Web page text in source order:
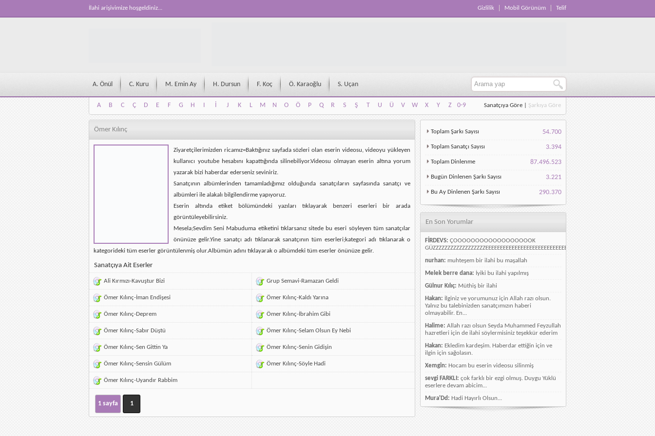
İlahi arişivimize hoşgeldiniz... Gizlilik Mobil Görünüm Telif
A. Önül C. Kuru M. Emin Ay H. Dursun F. Koç Ö. Karaoğlu S. Uçan
A B C Ç D E F G H I İ J K L M N O Ö P Q R S Ş T U Ü V W X Y Z
0-9
A
B C Ç D E F G H I İ J K L M N O Ö P Q R S Ş T U Ü V W X Y Z 0-9
Sanatçıya Göre Şarkıya Göre
Ömer Kılınç
Ziyaretçilerimizden ricamız=Baktığınız sayfada sözleri olan eserin videosu, videoyu yükleyen
kullanıcı youtube hesabını kapattığında silinebiliyor.Videosu olmayan eserin altına yorum
yazarak bizi haberdar ederseniz seviniriz.
Sanatçının albümlerinden tamamladığımız olduğunda sanatçıların sayfasında sanatçı ve
albümleri ile alakalı bilgilendirme yapıyoruz.
Eserin altında etiket bölümündeki yazıları tıklayarak benzeri eserleri bir arada
görüntüleyebilirsiniz.
Mesela;Sevdim Seni Mabuduma etiketini tıklarsanız sitede bu eseri söyleyen tüm sanatçılar
önünüze gelir.Yine sanatçı adı tıklanarak sanatçının tüm eserleri;kategori adı tıklanarak o
kategorideki tüm eserler görüntülenmiş olur.Albümün adını tıklayarak o albümdeki tüm eserler önünüze gelir.
Sanatçıya Ait Eserler
Ali Kırmızı-Kavuştur Bizi Grup Semavi-Ramazan Geldi
Ömer Kılınç-İman Endişesi Ömer Kılınç-Kaldı Yarına
Ömer Kılınç-Deprem Ömer Kılınç-İbrahim Gibi
Ömer Kılınç-Sabır Düştü Ömer Kılınç-Selam Olsun Ey Nebi
Ömer Kılınç-Sen Gittin Ya Ömer Kılınç-Senin Gidişin
Ömer Kılınç-Sensin Gülüm Ömer Kılınç-Söyle Hadi
Ömer Kılınç-Uyandır Rabbim
1 sayfa 1
Toplam Şarkı Sayısı 54.700
Toplam Sanatçı Sayısı 3.394
Toplam Dinlenme 87.496.523
Bugün Dinlenen Şarkı Sayısı 3.221
Bu Ay Dinlenen Şarkı Sayısı 290.370
En Son Yorumlar
FİRDEVS: ÇOOOOOOOOOOOOOOOOOOK
GÜZZZZZZZZZZZZZZZZZZEEEEEEEEEEEEEEEEEEEEEEEEEEEEELLLLLLLLLLLLLLLLLLLLLLLL
nurhan: muhteşem bir ilahi bu maşallah
Melek berre dana: İyiki bu ilahi yapılmış
Gülnur Kılıç: Müthiş bir ilahi
Hakan: İlginiz ve yorumunuz için Allah razı olsun.
Yalnız bu talebinizden sanatçımızın haberi
olmayabilir. En...
Halime: Allah razı olsun Seyda Muhammed Feyzullah
hazretleri için de ilahi söylermisiniz teşekkür ederim
Hakan: Ekledim kardeşim. Haberdar ettiğin için ve
ilgin için sağolasın.
Xemgîn: Hocam bu eserin videosu silinmiş
sevgi FARKLI: çok farklı bir ezgi olmuş. Duygu Yüklü
eserlere devam abicim...
Mura'Dd: Hadi Hayırlı Olsun...